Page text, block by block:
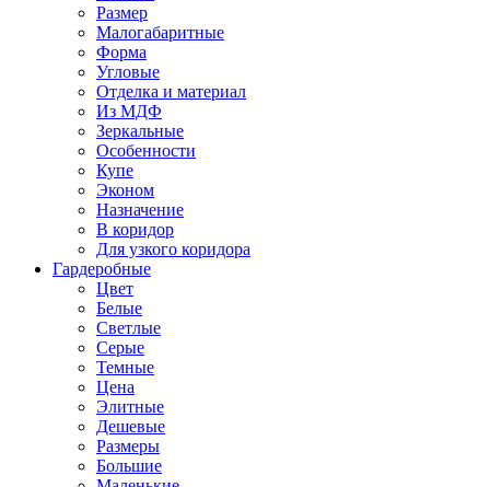
Размер
Малогабаритные
Форма
Угловые
Отделка и материал
Из МДФ
Зеркальные
Особенности
Купе
Эконом
Назначение
В коридор
Для узкого коридора
Гардеробные
Цвет
Белые
Светлые
Серые
Темные
Цена
Элитные
Дешевые
Размеры
Большие